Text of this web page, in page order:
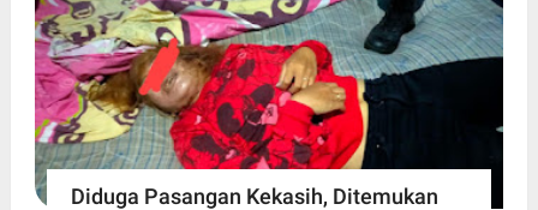
Diduga Pasangan Kekasih, Ditemukan